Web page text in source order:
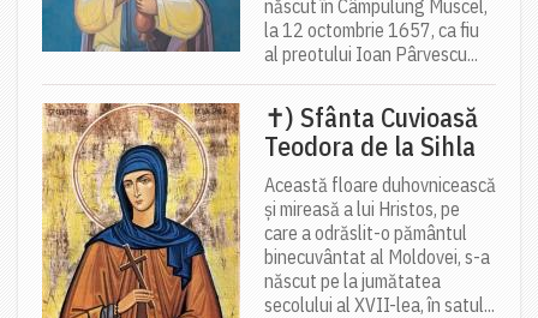
născut în Câmpulung Muscel,
la 12 octombrie 1657, ca fiu
al preotului Ioan Pârvescu...
✝) Sfânta Cuvioasă
Teodora de la Sihla
Această floare duhovnicească
și mireasă a lui Hristos, pe
care a odrăslit-o pământul
binecuvântat al Moldovei, s-a
născut pe la jumătatea
secolului al XVII-lea, în satul...